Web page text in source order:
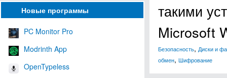
Новые программы
PC Monitor Pro
Modrinth App
OpenTypeless
такими
Microsoft
Безопасность, Диски и
обмен, Шифрование